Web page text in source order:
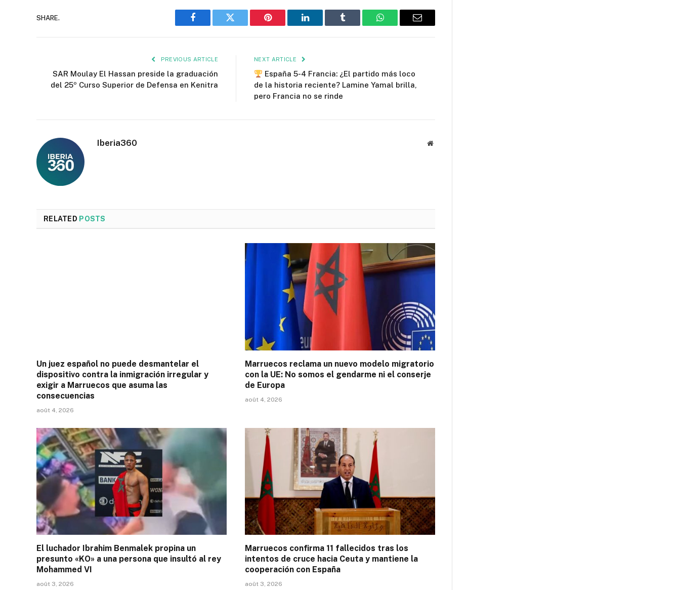
SHARE.
Facebook Twitter Pinterest LinkedIn Tumblr WhatsAppEmail
PREVIOUS ARTICLE
SAR Moulay El Hassan preside la graduación
del 25º Curso Superior de Defensa en Kenitra
NEXT ARTICLE
España 5-4 Francia: ¿El partido más loco
de la historia reciente? Lamine Yamal brilla,
pero Francia no se rinde
Iberia360 Website
RELATED POSTS
Un juez español no puede desmantelar el
dispositivo contra la inmigración irregular y
exigir a Marruecos que asuma las
consecuencias
août 4, 2026
Marruecos reclama un nuevo modelo migratorio
con la UE: No somos el gendarme ni el conserje
de Europa
août 4, 2026
El luchador Ibrahim Benmalek propina un
presunto «KO» a una persona que insultó al rey
Mohammed VI
août 3, 2026
Marruecos confirma 11 fallecidos tras los
intentos de cruce hacia Ceuta y mantiene la
cooperación con España
août 3, 2026